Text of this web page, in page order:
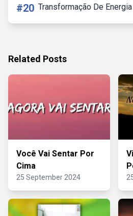
#20 Transformação De
Related Posts
Você Vai Sentar Por
Cima
25 September 2024